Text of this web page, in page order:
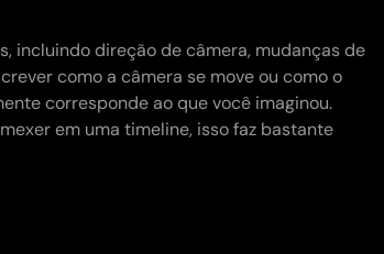
incluindo direção de câmera, mudanças de
como a câmera se move ou como o
corresponde ao que você imaginou.
em uma timeline, isso faz bastante